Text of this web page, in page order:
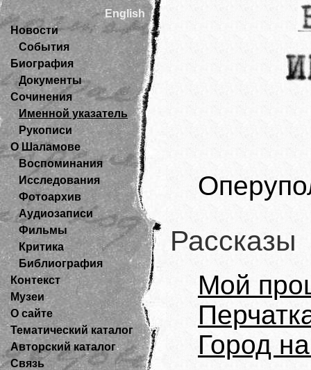
English
Новости
События
Биография
Документы
Сочинения
Именной указатель
Рукописи
О Шаламове
Воспоминания
Исследования
Фотоархив
Аудиозаписи
Фильмы
Критика
Библиография
Контекст
Музеи
О сайте
Тематический каталог
Авторский каталог
Связь
Рассказы
Мой
Город